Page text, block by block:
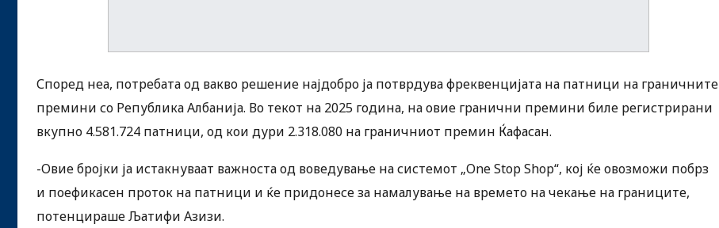
Според неа, потребата од вакво решение најдобро ја потврдува фреквенцијата на патници на граничните
премини со Република Албанија. Во текот на 2025 година, на овие гранични премини биле регистрирани
вкупно 4.581.724 патници, од кои дури 2.318.080 на граничниот премин Ќафасан.
-Овие бројки ја истакнуваат важноста од воведување на системот „One Stop Shop“, кој ќе овозможи побрз
и поефикасен проток на патници и ќе придонесе за намалување на времето на чекање на границите,
потенцираше Љатифи Азизи.